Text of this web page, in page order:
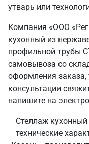
утварь или
Компания «ООО
кухонный из
профильной трубы
самовывоза со
оформления заказа,
консультации
напишите на
Стеллаж
технические